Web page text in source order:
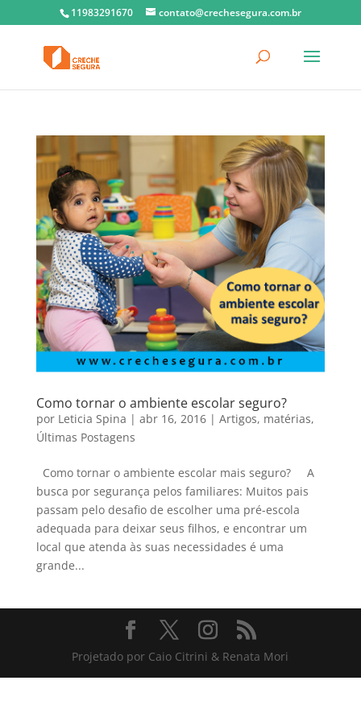
11983291670 contato@crechesegura.com.br
Como tornar o ambiente escolar seguro?
por Leticia Spina | abr 16, 2016| Artigos, matérias,
Últimas Postagens
Como tornar o ambiente escolar mais seguro? A
busca por segurança pelos familiares: Muitos pais
passam pelo desafio de escolher uma pré-escola
adequada para deixar seus filhos, e encontrar um
local que atenda às suas necessidades é uma
grande...
Projetado por Caio Citrini & Renata Mori